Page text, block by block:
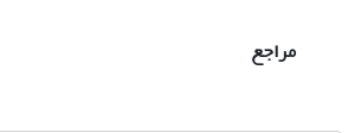
مراجع